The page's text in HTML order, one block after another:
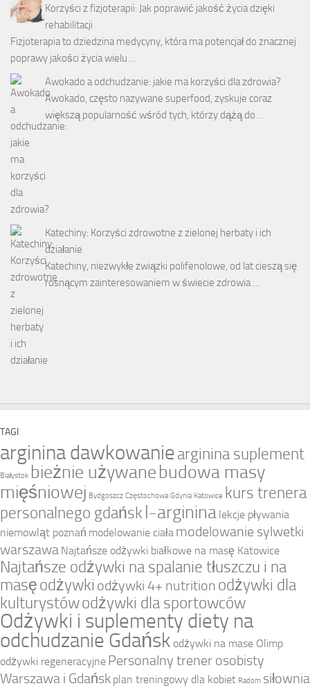
Korzyści z fizjoterapii: Jak poprawić jakość życia dzięki
rehabilitacji
Fizjoterapia to dziedzina medycyny, która ma potencjał do znacznej
poprawy jakości życia wielu …
Awokado a odchudzanie: jakie ma korzyści dla zdrowia?
Awokado, często nazywane superfood, zyskuje coraz
większą popularność wśród tych, którzy dążą do …
Katechiny: Korzyści zdrowotne z zielonej herbaty i ich
działanie
Katechiny, niezwykłe związki polifenolowe, od lat cieszą się
rosnącym zainteresowaniem w świecie zdrowia …
TAGI
arginina dawkowaniearginina suplement
Białystok bieżnie używanebudowa masy
mięśniowej Bydgoszcz Częstochowa Gdynia Katowice kurs trenera
personalnego gdańsk l-arginina lekcje pływania
niemowląt poznań modelowanie ciała modelowanie sylwetki
warszawa Najtańsze odżywki białkowe na masę Katowice
Najtańsze odżywki na spalanie tłuszczu i na
masęodżywki odżywki 4+ nutrition odżywki dla
kulturystówodżywki dla sportowców
Odżywki i suplementy diety na
odchudzanie Gdańsk odżywki na mase Olimp
odżywki regeneracyjne Personalny trener osobisty
Warszawa i Gdańsk plan treningowy dla kobiet Radom siłownia